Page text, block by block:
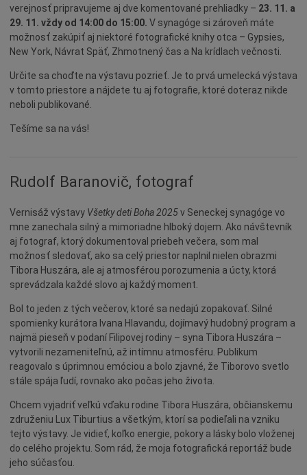
verejnosť pripravujeme aj dve komentované prehliadky – 23. 11. a
29. 11. vždy od 14:00 do 15:00. V synagóge si zároveň máte
možnosť zakúpiť aj niektoré fotografické knihy otca – Gypsies,
New York, Návrat Späť, Zhmotnený čas a Na krídlach večnosti.
Určite sa choďte na výstavu pozrieť. Je to prvá umelecká výstava
v tomto priestore a nájdete tu aj fotografie, ktoré doteraz nikde
neboli publikované.
Tešíme sa na vás!
Rudolf Baranovič, fotograf
Vernisáž výstavy Všetky deti Boha 2025v Seneckej synagóge vo
mne zanechala silný a mimoriadne hlboký dojem. Ako návštevník
aj fotograf, ktorý dokumentoval priebeh večera, som mal
možnosť sledovať, ako sa celý priestor naplnil nielen obrazmi
Tibora Huszára, ale aj atmosférou porozumenia a úcty, ktorá
sprevádzala každé slovo aj každý moment.
Bol to jeden z tých večerov, ktoré sa nedajú zopakovať. Silné
spomienky kurátora Ivana Hlavandu, dojímavý hudobný program a
najmä pieseň v podaní Filipovej rodiny – syna Tibora Huszára –
vytvorili nezameniteľnú, až intímnu atmosféru. Publikum
reagovalo s úprimnou emóciou a bolo zjavné, že Tiborovo svetlo
stále spája ľudí, rovnako ako počas jeho života.
Chcem vyjadriť veľkú vďaku rodine Tibora Huszára, občianskemu
združeniu Lux Tiburtius a všetkým, ktorí sa podieľali na vzniku
tejto výstavy. Je vidieť, koľko energie, pokory a lásky bolo vloženej
do celého projektu. Som rád, že moja fotografická reportáž bude
jeho súčasťou.